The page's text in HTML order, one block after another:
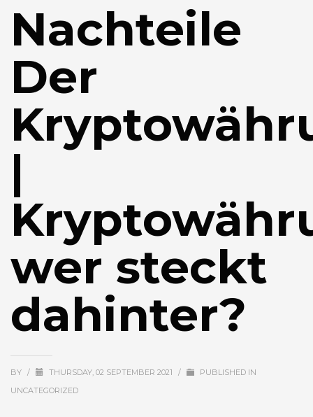
Nachteile
Der
|
wer steckt
dahinter?
BY / THURSDAY, 02 SEPTEMBER 2021 /
PUBLISHED IN
UNCATEGORIZED